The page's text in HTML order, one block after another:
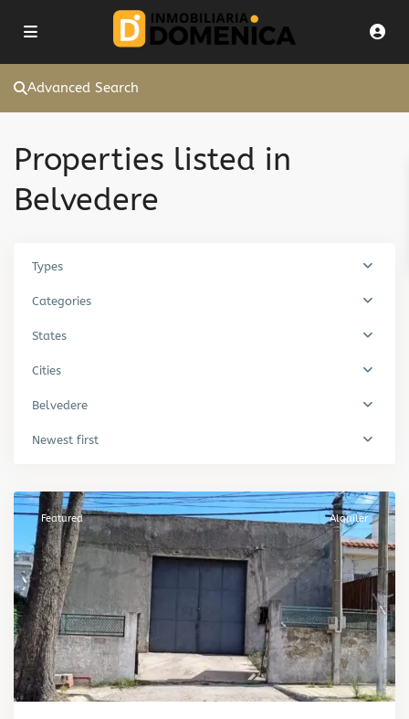
Advanced Search
Properties listed in
Belvedere
Types
Categories
States
Cities
Belvedere
Newest first
Featured Alquiler